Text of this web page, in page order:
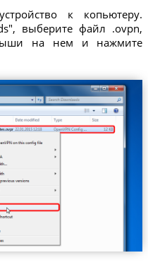
к копьютеру.
выберите файл .ovpn,
на нем и нажмите